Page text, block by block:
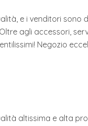
e i venditori
agli accessori,
Negozio
altissima e alta